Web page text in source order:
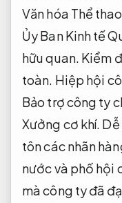
Văn hóa Thể
Ủy Ban Kinh tế
hữu quan. Kiểm
toàn. Hiệp hội
Bảo trợ công ty
Xưởng cơ khí. Dễ
tôn các nhãn
nước và phố hội
mà công ty đã